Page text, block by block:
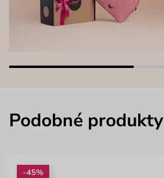
Podobné produkty
-45%